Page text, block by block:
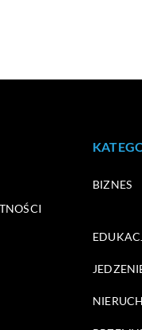
BIZNES